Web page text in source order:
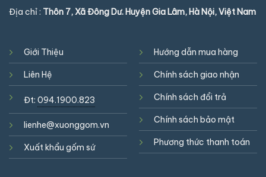
Địa chỉ : Thôn 7, Xã Đông Dư. Huyện Gia Lâm, Hà Nội, Việt Nam
Giới Thiệu
Liên Hệ
Đt: 094.1900.823
lienhe@xuonggom.vn
Xuất khẩu gốm sứ
Hướng dẫn mua hàng
Chính sách giao nhận
Chính sách đổi trả
Chính sách bảo mật
Phương thức thanh toán